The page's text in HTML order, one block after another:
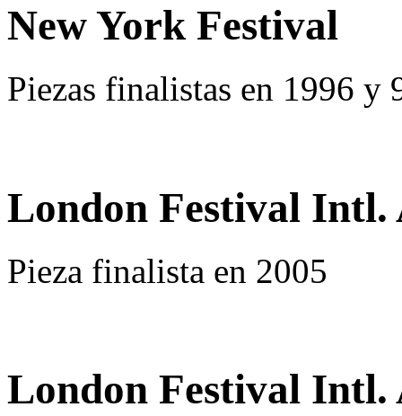
New York Festival
Piezas finalistas en 1996 y
London Festival Intl.
Pieza finalista en 2005
London Festival Intl.